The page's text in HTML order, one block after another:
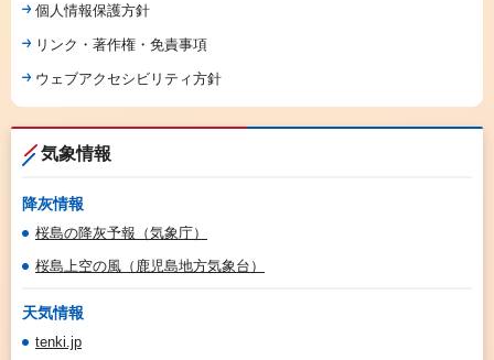
個人情報保護方針
リンク・著作権・免責事項
ウェブアクセシビリティ方針
気象情報
降灰情報
桜島の降灰予報（気象庁）
桜島上空の風（鹿児島地方気象台）
天気情報
tenki.jp